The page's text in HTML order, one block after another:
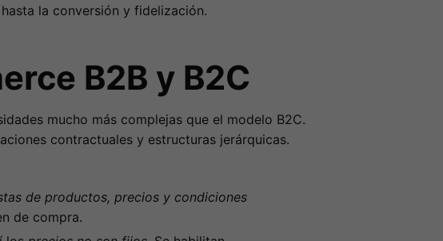
la conversión y fidelización.
B2B y B2C
mucho más complejas que el modelo B2C.
contractuales y estructuras jerárquicas.
de productos, precios y condiciones
de compra.